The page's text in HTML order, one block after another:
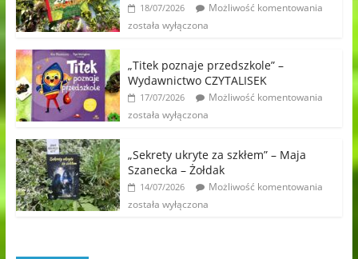
18/07/2026
Możliwość komentowania
została wyłączona
„Titek poznaje przedszkole” –
Wydawnictwo CZYTALISEK
17/07/2026
Możliwość komentowania
została wyłączona
„Sekrety ukryte za szkłem” – Maja
Szanecka – Żołdak
14/07/2026
Możliwość komentowania
została wyłączona